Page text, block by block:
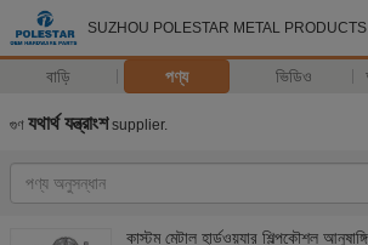
SUZHOU POLESTAR METAL
বাড়ি পণ্য ভিডিও
গুণ যথার্থ যন্ত্রাংশsupplier.
কাস্টম মেটাল হার্ডওয়্যার শিল্পকৌশল